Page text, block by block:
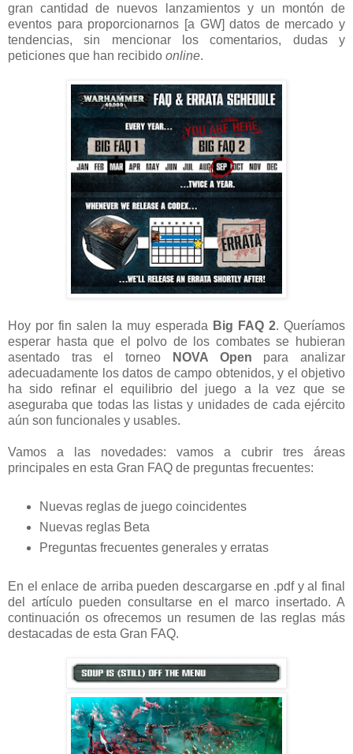
gran cantidad de nuevos lanzamientos y un montón de
eventos para proporcionarnos [a GW] datos de mercado y
tendencias, sin mencionar los comentarios, dudas y
peticiones que han recibido online.
Hoy por fin salen la muy esperada Big FAQ 2. Queríamos
esperar hasta que el polvo de los combates se hubieran
asentado tras el torneo
NOVA Open para analizar
adecuadamente los datos de campo obtenidos, y el objetivo
ha sido refinar el equilibrio del juego a la vez que se
aseguraba que todas las listas y unidades de cada ejército
aún son funcionales y usables.
Vamos a las novedades: vamos a cubrir tres áreas
principales en esta Gran FAQ de preguntas frecuentes:
Nuevas reglas de juego coincidentes
Nuevas reglas Beta
Preguntas frecuentes generales y erratas
En el enlace de arriba pueden descargarse en .pdf y al final
del artículo pueden consultarse en el marco insertado. A
continuación os ofrecemos un resumen de las reglas más
destacadas de esta Gran FAQ.